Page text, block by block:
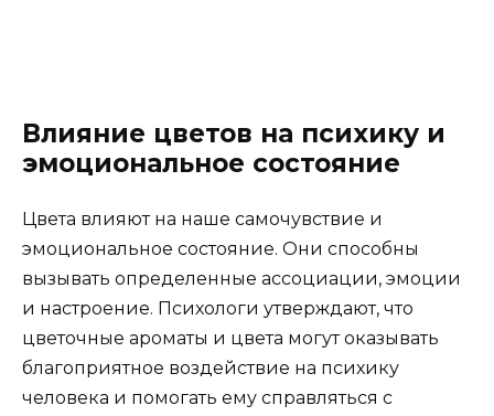
Влияние цветов на психику и
эмоциональное состояние
Цвета влияют на наше самочувствие и
эмоциональное состояние. Они способны
вызывать определенные ассоциации, эмоции
и настроение. Психологи утверждают, что
цветочные ароматы и цвета могут оказывать
благоприятное воздействие на психику
человека и помогать ему справляться с